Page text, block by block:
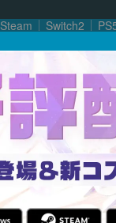
Steam Switch2